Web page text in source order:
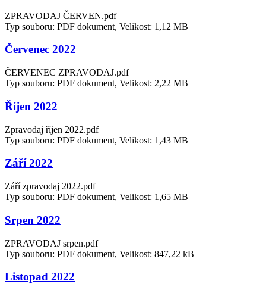
ZPRAVODAJ ČERVEN.pdf
Typ souboru: PDF dokument, Velikost: 1,12 MB
Červenec 2022
ČERVENEC ZPRAVODAJ.pdf
Typ souboru: PDF dokument, Velikost: 2,22 MB
Říjen 2022
Zpravodaj říjen 2022.pdf
Typ souboru: PDF dokument, Velikost: 1,43 MB
Září 2022
Září zpravodaj 2022.pdf
Typ souboru: PDF dokument, Velikost: 1,65 MB
Srpen 2022
ZPRAVODAJ srpen.pdf
Typ souboru: PDF dokument, Velikost: 847,22 kB
Listopad 2022